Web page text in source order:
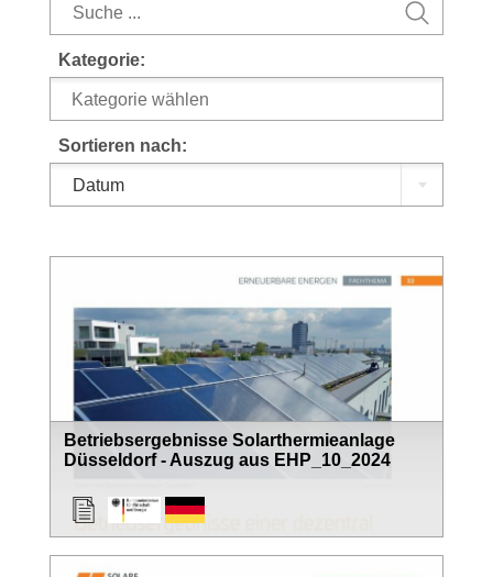
Kategorie:
Sortieren nach:
Datum
Betriebsergebnisse Solarthermieanlage
Düsseldorf - Auszug aus EHP_10_2024